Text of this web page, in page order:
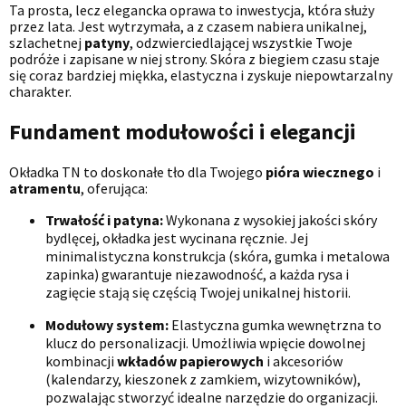
Ta prosta, lecz elegancka oprawa to inwestycja, która służy
przez lata. Jest wytrzymała, a z czasem nabiera unikalnej,
szlachetnej patyny, odzwierciedlającej wszystkie Twoje
podróże i zapisane w niej strony. Skóra z biegiem czasu staje
się coraz bardziej miękka, elastyczna i zyskuje niepowtarzalny
charakter.
Fundament modułowości i elegancji
Okładka TN to doskonałe tło dla Twojego pióra wiecznego i
atramentu, oferująca:
Trwałość i patyna:Wykonana z wysokiej jakości skóry
bydlęcej, okładka jest wycinana ręcznie. Jej
minimalistyczna konstrukcja (skóra, gumka i metalowa
zapinka) gwarantuje niezawodność, a każda rysa i
zagięcie stają się częścią Twojej unikalnej historii.
Modułowy system: Elastyczna gumka wewnętrzna to
klucz do personalizacji. Umożliwia wpięcie dowolnej
kombinacji wkładów papierowych i akcesoriów
(kalendarzy, kieszonek z zamkiem, wizytowników),
pozwalając stworzyć idealne narzędzie do organizacji.